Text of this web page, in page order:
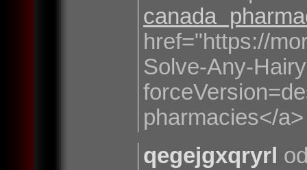
canada
href="https://
Solve-Any-
pharmacies</
qegejgxqryrl